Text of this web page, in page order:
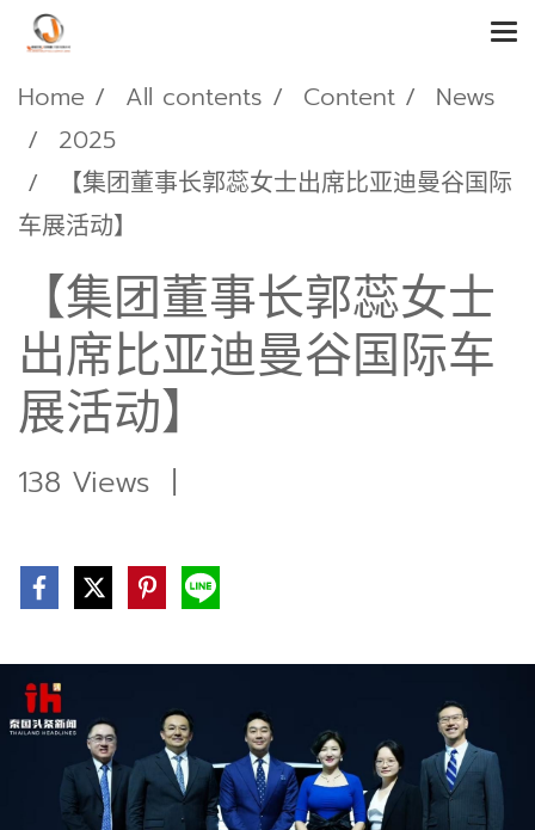
Home All contents Content
News
2025
【集团董事长郭蕊女士出席比亚迪曼谷国际
车展活动】
【集团董事长郭蕊女士
出席比亚迪曼谷国际车
展活动】
138 Views |